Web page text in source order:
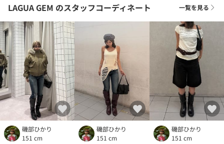
LAGUA GEM のスタッフコーディネート 一覧を見る
磯部ひかり
151 cm
磯部ひかり
151 cm
磯部ひかり
151 cm